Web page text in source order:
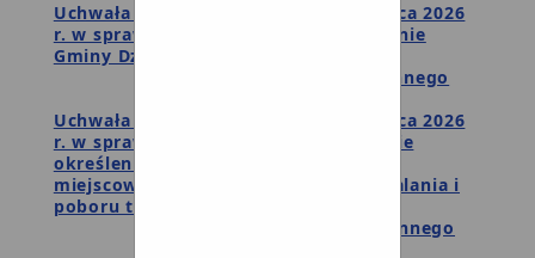
Uchwała Nr XXV/145/26 z dnia 25 marca 2026
r. w sprawie wykazu kąpielisk na terenie
Gminy Dziemiany na rok 2026
Wyniki głosowania imiennego
Uchwała Nr XXV/146/26 z dnia 25 marca 2026
r. w sprawie zmiany uchwały w sprawie
określenia wysokości stawki opłaty
miejscowej oraz określenia zasad ustalania i
poboru tej opłaty
Wyniki głosowania imiennego